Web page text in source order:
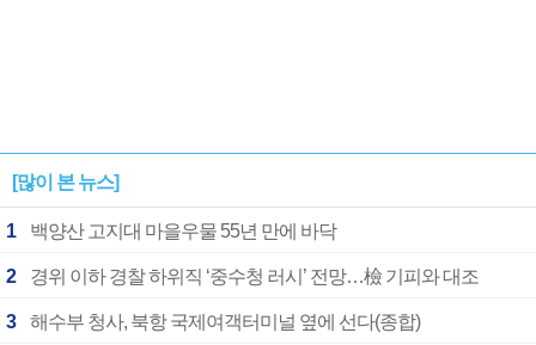
[많이 본 뉴스]
1 백양산 고지대 마을우물 55년 만에 바닥
2 경위 이하 경찰 하위직 ‘중수청 러시’ 전망…檢 기피와 대조
3 해수부 청사, 북항 국제여객터미널 옆에 선다(종합)